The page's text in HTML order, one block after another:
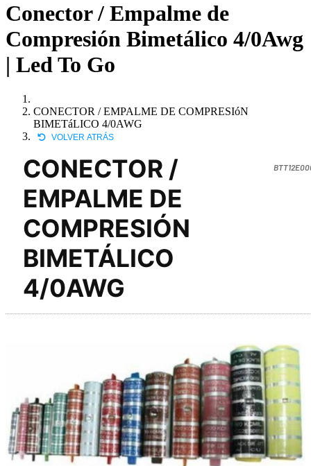
Conector / Empalme de
Compresión Bimetálico 4/0Awg
| Led To Go
CONECTOR / EMPALME DE COMPRESIóN
BIMETáLICO 4/0AWG
VOLVER ATRÁS
CONECTOR /
EMPALME DE
COMPRESIÓN
BIMETÁLICO
4/0AWG